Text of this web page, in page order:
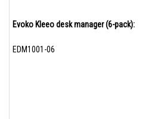
Evoko Kleeo desk manager (6-pack):
EDM1001-06